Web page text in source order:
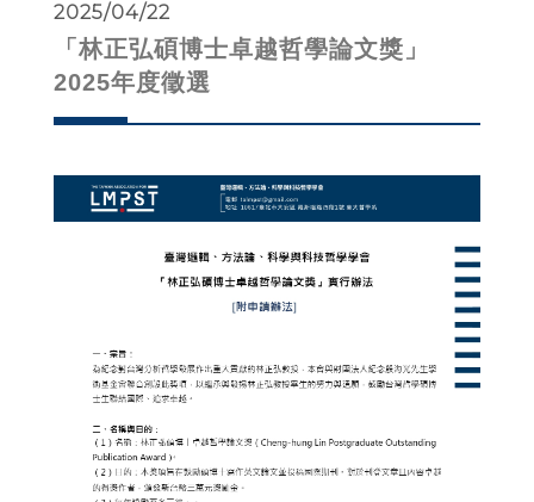
2025/04/22
「林正弘碩博士卓越哲學論文獎」
2025年度徵選